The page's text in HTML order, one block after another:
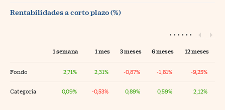
Rentabilidades a corto plazo (%)
1 semana 1 mes 3 meses 6 meses 12 meses
Fondo 2,71% 2,31% -0,87% -1,81% -9,25%
Categoría 0,09% -0,53% 0,89% 0,59% 2,12%